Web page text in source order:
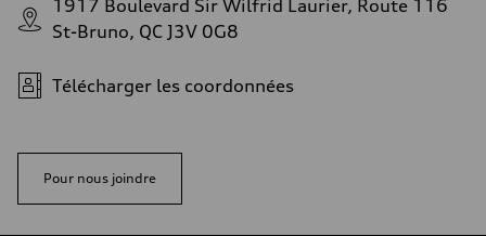
1917 Boulevard Sir Wilfrid Laurier, Route 116
St-Bruno, QC J3V 0G8
Télécharger les coordonnées
Pour nous joindre